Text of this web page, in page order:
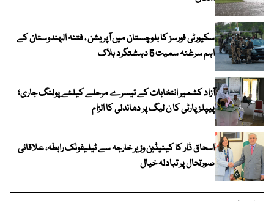
سکیورٹی فورسز کا بلوچستان میں آپریشن ، فتنہ الہندوستان کے
اہم سرغنہ سمیت 5 دہشتگرد ہلاک
آزاد کشمیر انتخابات کے تیسرے مرحلے کیلئے پولنگ جاری؛
پیپلز پارٹی کا ن لیگ پر دھاندلی کا الزام
اسحاق ڈار کا کینیڈین وزیر خارجہ سے ٹیلیفونک رابطہ، علاقائی
صورتحال پر تبادلہ خیال